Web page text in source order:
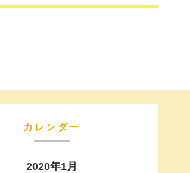
カレンダー
2020年1月